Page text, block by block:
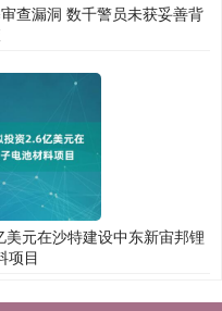
查漏洞 数千警员未获妥善背
元在沙特建设中东新宙邦锂
项目